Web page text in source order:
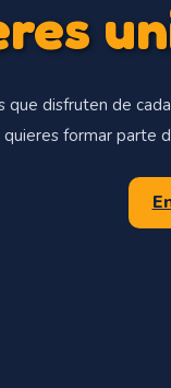
que disfruten de
quieres formar parte